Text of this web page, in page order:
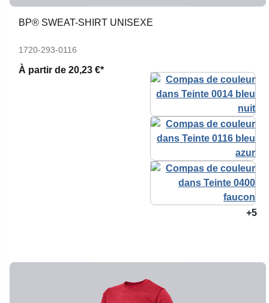
BP® SWEAT-SHIRT UNISEXE
1720-293-0116
À partir de 20,23 €*
+5